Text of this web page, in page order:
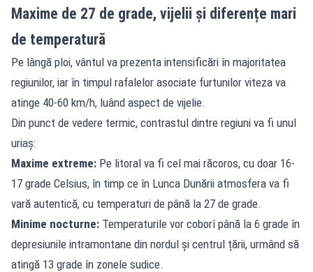
Maxime de 27 de grade, vijelii și diferențe mari
de temperatură
Pe lângă ploi, vântul va prezenta intensificări în majoritatea
regiunilor, iar în timpul rafalelor asociate furtunilor viteza va
atinge 40-60 km/h, luând aspect de vijelie.
Din punct de vedere termic, contrastul dintre regiuni va fi unul
uriaș:
Maxime extreme: Pe litoral va fi cel mai răcoros, cu doar 16-
17 grade Celsius, în timp ce în Lunca Dunării atmosfera va fi
vară autentică, cu temperaturi de până la 27 de grade.
Minime nocturne: Temperaturile vor coborî până la 6 grade în
depresiunile intramontane din nordul și centrul țării, urmând să
atingă 13 grade în zonele sudice.